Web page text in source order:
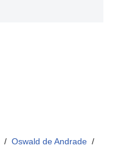
Oswald de Andrade